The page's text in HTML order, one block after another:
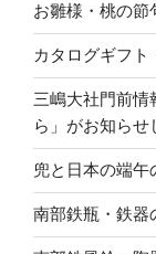
お雛様・桃の節
カタログギフト
三嶋大社門前情
ら」がお知らせ
兜と日本の端午
南部鉄瓶・鉄器